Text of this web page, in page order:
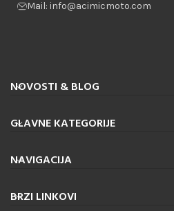
Mail: info@acimicmoto.com
NOVOSTI & BLOG
GLAVNE KATEGORIJE
NAVIGACIJA
BRZI LINKOVI